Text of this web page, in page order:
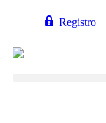
Registro